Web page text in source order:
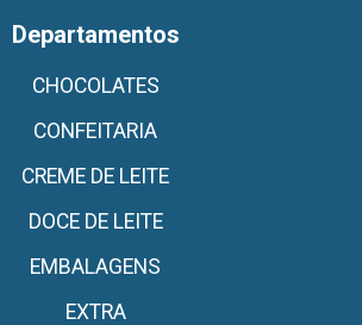
Departamentos
CHOCOLATES
CONFEITARIA
CREME DE LEITE
DOCE DE LEITE
EMBALAGENS
EXTRA